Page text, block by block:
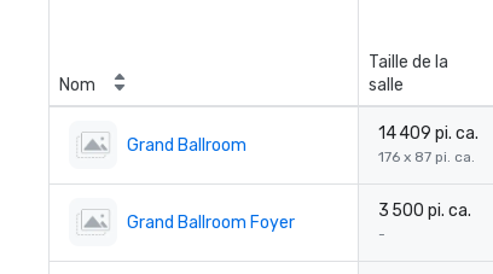
Nom
Taille de la
salle
Grand Ballroom
14 409 pi. ca.
176 x 87 pi. ca.
Grand Ballroom Foyer
3 500 pi. ca.
-